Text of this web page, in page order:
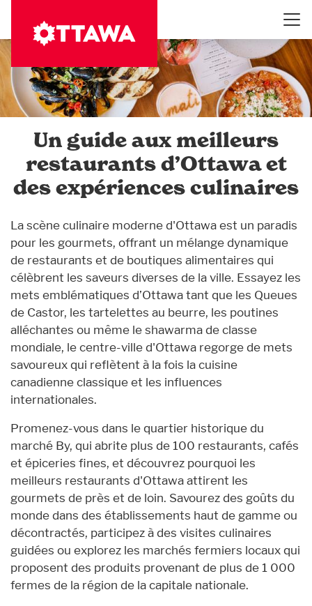
contenu
principal
Un guide aux meilleurs
restaurants d’Ottawa et
des expériences culinaires
La scène culinaire moderne d'Ottawa est un paradis
pour les gourmets, offrant un mélange dynamique
de restaurants et de boutiques alimentaires qui
célèbrent les saveurs diverses de la ville. Essayez les
mets emblématiques d’Ottawa tant que les Queues
de Castor, les tartelettes au beurre, les poutines
alléchantes ou même le shawarma de classe
mondiale, le centre-ville d'Ottawa regorge de mets
savoureux qui reflètent à la fois la cuisine
canadienne classique et les influences
internationales.
Promenez-vous dans le quartier historique du
marché By, qui abrite plus de 100 restaurants, cafés
et épiceries fines, et découvrez pourquoi les
meilleurs restaurants d'Ottawa attirent les
gourmets de près et de loin. Savourez des goûts du
monde dans des établissements haut de gamme ou
décontractés, participez à des visites culinaires
guidées ou explorez les marchés fermiers locaux qui
proposent des produits provenant de plus de 1 000
fermes de la région de la capitale nationale.